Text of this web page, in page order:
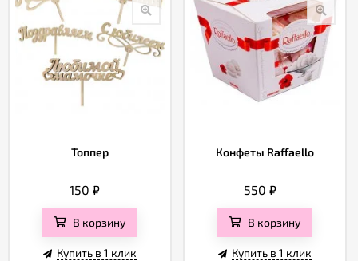
Топпер
150₽
В корзину
Купить в 1 клик
Конфеты Raffaello
550 ₽
В корзину
Купить в 1 клик